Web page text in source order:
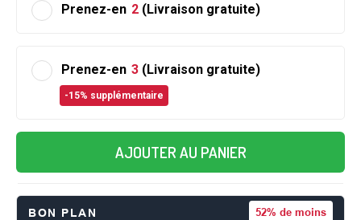
Prenez-en 2 (Livraison gratuite)
Prenez-en 3 (Livraison gratuite)
-15% supplémentaire
AJOUTER AU PANIER
BON PLAN 52% de moins